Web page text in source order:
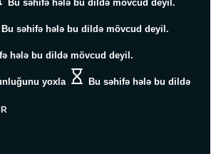
Bu səhifə hələ bu dildə mövcud deyil.
Bu səhifə hələ bu dildə mövcud deyil.
hələ bu dildə mövcud deyil.
yoxla
Bu səhifə hələ bu dildə